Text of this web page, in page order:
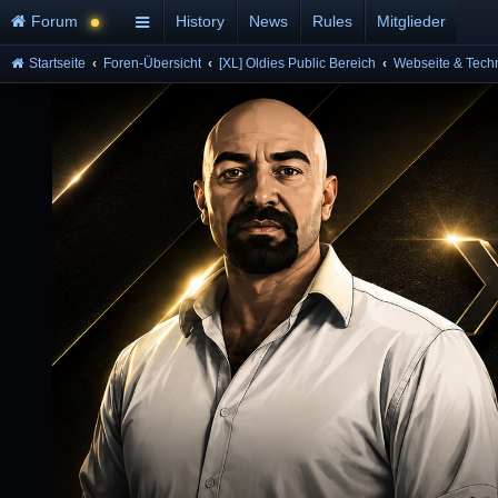
Forum History News Rules Mitglieder
Startseite Foren-Übersicht [XL] Oldies Public Bereich Webseite &